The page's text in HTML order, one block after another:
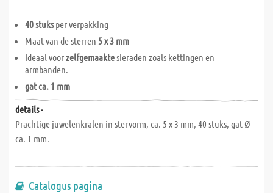
40 stuksper verpakking
Maat van de sterren 5 x 3 mm
Ideaal voorzelfgemaaktesieraden zoals kettingen en
armbanden.
gat ca. 1 mm
details -
Prachtige juwelenkralen in stervorm, ca. 5 x 3 mm, 40 stuks, gat Ø
ca. 1 mm.
Catalogus pagina